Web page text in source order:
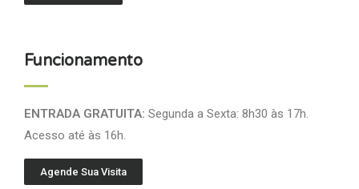
Funcionamento
ENTRADA GRATUITA: Segunda a Sexta: 8h30 às 17h.
Acesso até às 16h.
Agende Sua Visita